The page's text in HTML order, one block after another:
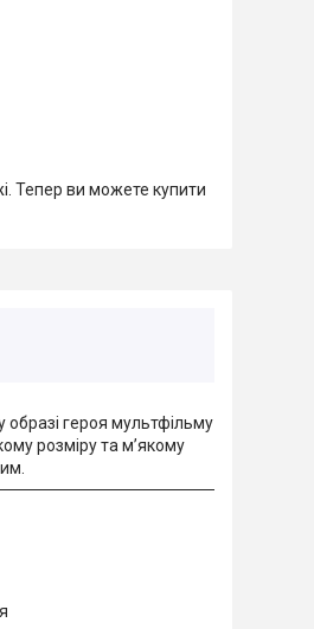
Тепер ви можете купити
героя мультфільму
розміру та м’якому